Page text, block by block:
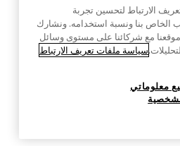
الارتباط لتحسين تجربة
الخاص بنا ونسبة استخدامه. ونشارك
مع شركائنا على مستوى وسائل
سياسة ملفات تعريف الارتباط
معلوماتي